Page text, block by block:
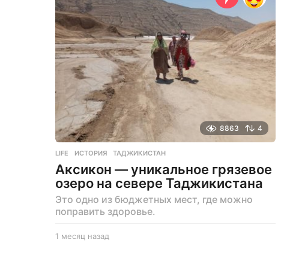
а
д
8863 4
LIFE ИСТОРИЯ ,ТАДЖИКИСТАН
Аксикон — уникальное грязевое
озеро на севере Таджикистана
Это одно из бюджетных мест, где можно
поправить здоровье.
1 месяц назад